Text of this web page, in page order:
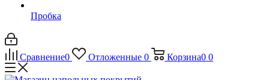
Пробка
Сравнение0 Отложенные 0 Корзина0 0